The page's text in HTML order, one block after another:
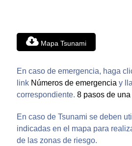
Mapa Tsunami
En caso de emergencia, haga
link Números de emergencia y
correspondiente. 8 pasos de
En caso de Tsunami se deben
indicadas en el mapa para
de las zonas de riesgo.